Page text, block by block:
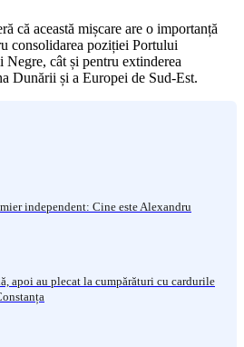
că această mișcare are o importanță
consolidarea poziției Portului
cât și pentru extinderea
Dunării și a Europei de Sud-Est.
independent: Cine este Alexandru
apoi au plecat la cumpărături cu cardurile